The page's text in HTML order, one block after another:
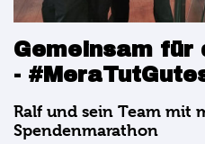
Gemeinsam für
-
Ralf und sein Team mit
Spendenmarathon